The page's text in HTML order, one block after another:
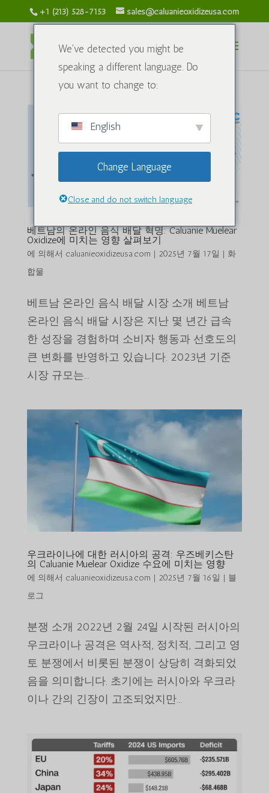
+1 (213) 528-7153 sales@caluanieoxidizeusa.com
베트남의 온라인 음식 배달 혁명: Caluanie Muelear
Oxidize에 미치는 영향 살펴보기
에 의해서 caluanieoxidizeusa.com 2025년 7월 17일
화
합물
베트남 온라인 음식 배달 시장 소개 베트남
온라인 음식 배달 시장은 지난 몇 년간 급속
한 성장을 경험하며 소비자 행동과 선호도의
큰 변화를 반영하고 있습니다. 2023년 기준
시장 규모는...
우크라이나에 대한 러시아의 공격: 우즈베키스탄
의 Caluanie Muelear Oxidize 수요에 미치는 영향
에 의해서 caluanieoxidizeusa.com | 2025년 7월 16일 | 블
로그
분쟁 소개 2022년 2월 24일 시작된 러시아의
우크라이나 공격은 역사적, 정치적, 그리고 영
토 분쟁에서 비롯된 분쟁이 상당히 격화되었
음을 의미합니다. 초기에는 러시아와 우크라
이나 간의 긴장이 고조되었지만...
We've detected you might be
speaking a different language. Do
you want to change to:
English
Change Language
Close and do not switch language